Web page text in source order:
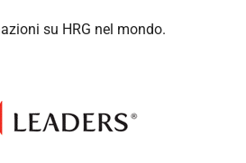
su HRG nel mondo.